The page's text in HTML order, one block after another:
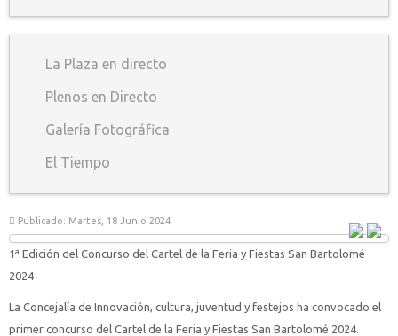
La Plaza en directo
Plenos en Directo
Galería Fotográfica
El Tiempo
Publicado: Martes, 18 Junio 2024
1ª Edición del Concurso del Cartel de la Feria y Fiestas San Bartolomé
2024
La Concejalía de Innovación, cultura, juventud y festejos ha convocado el
primer concurso del Cartel de la Feria y Fiestas San Bartolomé 2024.